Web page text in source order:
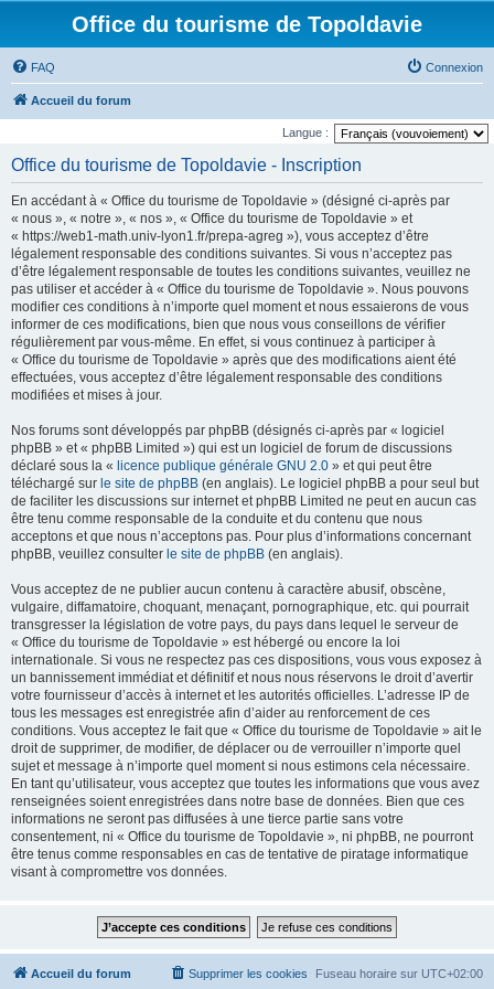
Office du tourisme de Topoldavie
FAQ Connexion
Accueil du forum
Langue :
Office du tourisme de Topoldavie - Inscription
En accédant à « Office du tourisme de Topoldavie » (désigné ci-après par
« nous », « notre », « nos », « Office du tourisme de Topoldavie » et
« https://web1-math.univ-lyon1.fr/prepa-agreg »), vous acceptez d’être
légalement responsable des conditions suivantes. Si vous n’acceptez pas
d’être légalement responsable de toutes les conditions suivantes, veuillez ne
pas utiliser et accéder à « Office du tourisme de Topoldavie ». Nous pouvons
modifier ces conditions à n’importe quel moment et nous essaierons de vous
informer de ces modifications, bien que nous vous conseillons de vérifier
régulièrement par vous-même. En effet, si vous continuez à participer à
« Office du tourisme de Topoldavie » après que des modifications aient été
effectuées, vous acceptez d’être légalement responsable des conditions
modifiées et mises à jour.
Nos forums sont développés par phpBB (désignés ci-après par « logiciel
phpBB » et « phpBB Limited ») qui est un logiciel de forum de discussions
déclaré sous la « licence publique générale GNU 2.0 » et qui peut être
téléchargé sur le site de phpBB (en anglais). Le logiciel phpBB a pour seul but
de faciliter les discussions sur internet et phpBB Limited ne peut en aucun cas
être tenu comme responsable de la conduite et du contenu que nous
acceptons et que nous n’acceptons pas. Pour plus d’informations concernant
phpBB, veuillez consulter le site de phpBB (en anglais).
Vous acceptez de ne publier aucun contenu à caractère abusif, obscène,
vulgaire, diffamatoire, choquant, menaçant, pornographique, etc. qui pourrait
transgresser la législation de votre pays, du pays dans lequel le serveur de
« Office du tourisme de Topoldavie » est hébergé ou encore la loi
internationale. Si vous ne respectez pas ces dispositions, vous vous exposez à
un bannissement immédiat et définitif et nous nous réservons le droit d’avertir
votre fournisseur d’accès à internet et les autorités officielles. L’adresse IP de
tous les messages est enregistrée afin d’aider au renforcement de ces
conditions. Vous acceptez le fait que « Office du tourisme de Topoldavie » ait le
droit de supprimer, de modifier, de déplacer ou de verrouiller n’importe quel
sujet et message à n’importe quel moment si nous estimons cela nécessaire.
En tant qu’utilisateur, vous acceptez que toutes les informations que vous avez
renseignées soient enregistrées dans notre base de données. Bien que ces
informations ne seront pas diffusées à une tierce partie sans votre
consentement, ni « Office du tourisme de Topoldavie », ni phpBB, ne pourront
être tenus comme responsables en cas de tentative de piratage informatique
visant à compromettre vos données.
Accueil du forum Fuseau horaire sur UTC+02:00
Supprimer les cookies